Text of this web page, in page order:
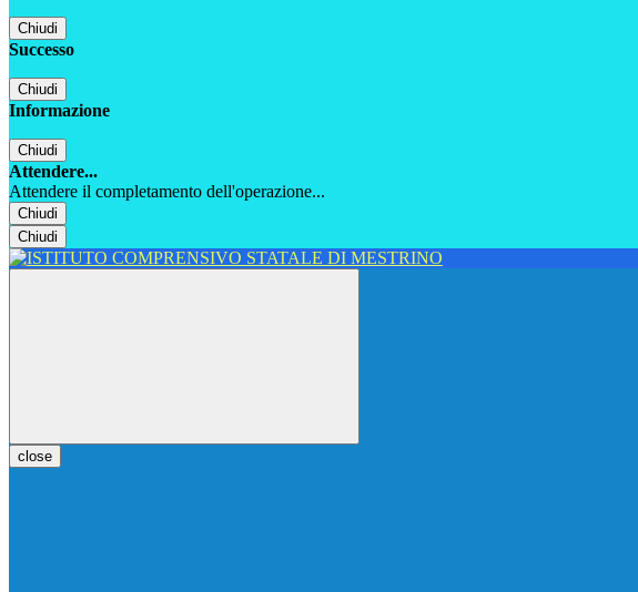
Chiudi
Successo
Chiudi
Informazione
Chiudi
Attendere...
Attendere il completamento dell'operazione...
Chiudi
Chiudi
close